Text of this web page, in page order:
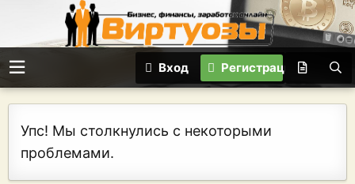
Вход Регистрация
Упс! Мы столкнулись с некоторыми
проблемами.